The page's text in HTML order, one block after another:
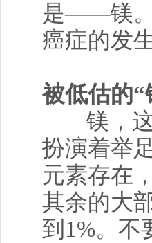
是——镁。
癌症的发
被低估的
镁，
扮演着举
元素存在
其余的大
到1%。不